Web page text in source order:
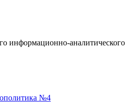
информационно-